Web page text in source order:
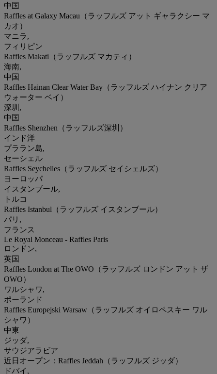
中国
Raffles at Galaxy Macau（ラッフルズ アット ギャラクシー マ
カオ）
マニラ,
フィリピン
Raffles Makati（ラッフルズ マカティ）
海南,
中国
Raffles Hainan Clear Water Bay（ラッフルズ ハイナン クリア
ウォーター ベイ）
深圳,
中国
Raffles Shenzhen（ラッフルズ深圳）
インド洋
プララン島,
セーシェル
Raffles Seychelles（ラッフルズ セイシェルズ）
ヨーロッパ
イスタンブール,
トルコ
Raffles Istanbul（ラッフルズ イスタンブール）
パリ,
フランス
Le Royal Monceau - Raffles Paris
ロンドン,
英国
Raffles London at The OWO（ラッフルズ ロンドン アット ザ
OWO）
ワルシャワ,
ポーランド
Raffles Europejski Warsaw（ラッフルズ オイロペスキー ワル
シャワ）
中東
ジッダ,
サウジアラビア
近日オープン：Raffles Jeddah（ラッフルズ ジッダ）
ドバイ,